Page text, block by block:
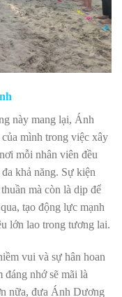
này mang lại, Ánh
mình trong việc xây
mỗi nhân viên đều
khả năng. Sự kiện
mà còn là dịp để
tạo động lực mạnh
lớn lao trong tương lai.
vui và sự hân hoan
nhớ sẽ mãi là
nữa, đưa Ánh Dương